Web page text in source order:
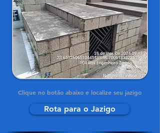
Clique no botão abaixo e localize seu jazigo
Rota para o Jazigo